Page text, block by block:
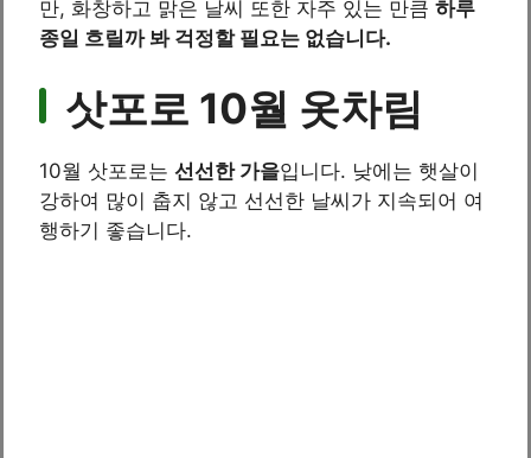
만, 화창하고 맑은 날씨 또한 자주 있는 만큼 하루
종일 흐릴까 봐 걱정할 필요는 없습니다.
삿포로 10월 옷차림
10월 삿포로는 선선한 가을입니다. 낮에는 햇살이
강하여 많이 춥지 않고 선선한 날씨가 지속되어 여
행하기 좋습니다.